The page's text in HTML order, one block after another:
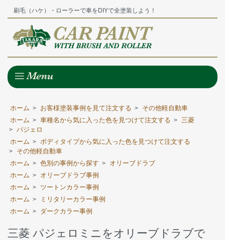
刷毛（ハケ）・ローラーで車をDIYで全塗装しよう！
ホーム > お客様塗装事例を見て注文する >
その他軽自動車
ホーム > 車種名から気に入った色を見つけて注文する > 三菱
> パジェロ
ホーム > ボディタイプから気に入った色を見つけて注文する
>
その他軽自動車
ホーム > 色別の事例から探す >
オリーブドラブ
ホーム >
オリーブドラブ事例
ホーム >
ツートンカラー事例
ホーム >
ミリタリーカラー事例
ホーム > ダークカラー事例
三菱 パジェロミニをオリーブドラブで